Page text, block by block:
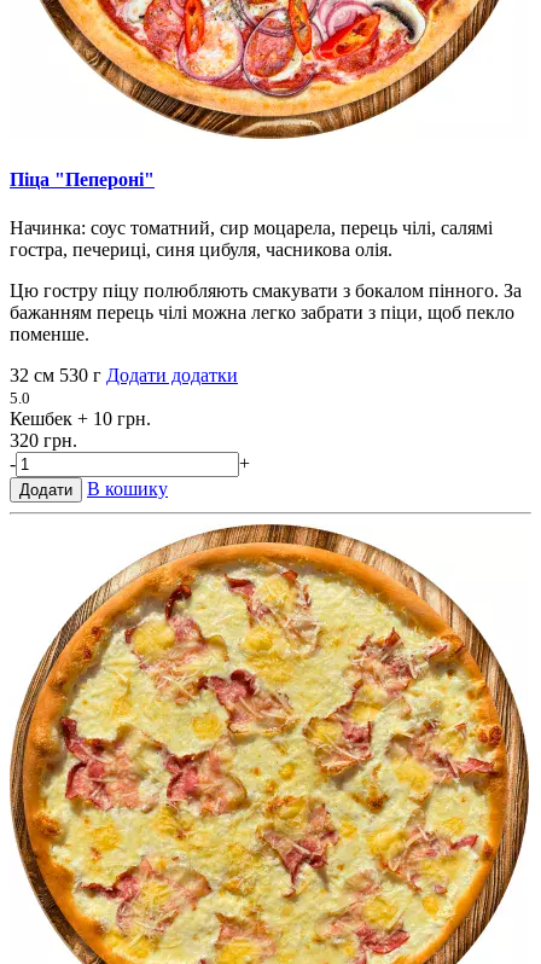
Піца "Пепероні"
Начинка: соус томатний, сир моцарела, перець чілі, салямі
гостра, печериці, синя цибуля, часникова олія.
Цю гостру піцу полюбляють смакувати з бокалом пінного. За
бажанням перець чілі можна легко забрати з піци, щоб пекло
поменше.
32 см 530 г Додати додатки
5.0
Кешбек + 10 грн.
320 грн.
-
+
Додати В кошику